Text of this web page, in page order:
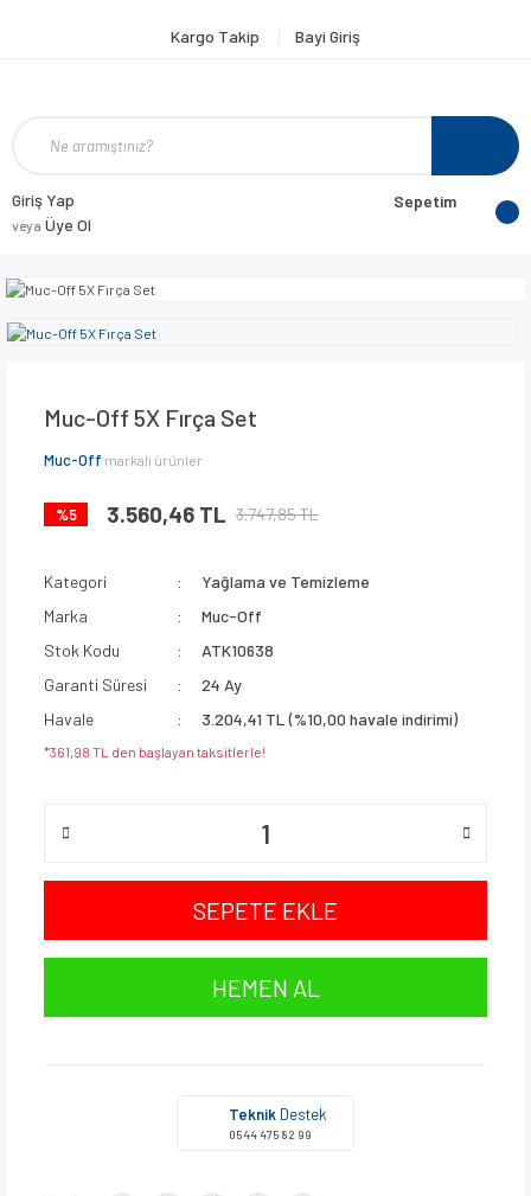
Kargo Takip Bayi Giriş
Giriş Yap
veya Üye Ol
Sepetim
Muc-Off 5X Fırça Set
Muc-Off markalı ürünler
%5 3.560,46 TL 3.747,85 TL
Kategori
Yağlama ve Temizleme
Marka
Muc-Off
Stok Kodu
ATK10638
Garanti Süresi
24 Ay
Havale
3.204,41 TL (%10,00 havale indirimi)
*361,98 TL den başlayan taksitlerle!
SEPETE EKLE
HEMEN AL
Teknik Destek
0544 475 82 99